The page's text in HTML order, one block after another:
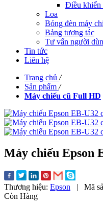
Điều khiển
Loa
Bóng đèn máy
Bảng tương tác
Tư vấn người
Tin tức
Liên hệ
Trang chủ /
Sản phẩm /
Máy chiếu cũ Full HD
Máy chiếu Epson
Thương hiệu: Epson | Mã
Còn Hàng